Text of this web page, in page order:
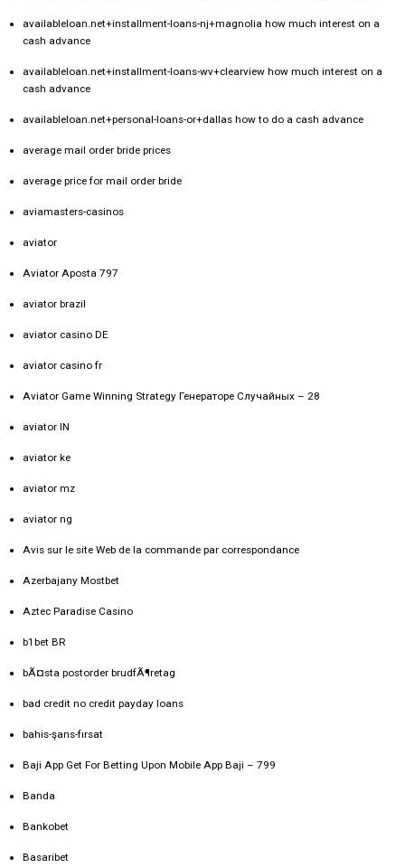
availableloan.net+installment-loans-nj+magnolia how much interest on a
cash advance
availableloan.net+installment-loans-wv+clearview how much interest on a
cash advance
availableloan.net+personal-loans-or+dallas how to do a cash advance
average mail order bride prices
average price for mail order bride
aviamasters-casinos
aviator
Aviator Aposta 797
aviator brazil
aviator casino DE
aviator casino fr
Aviator Game Winning Strategy Генераторе Случайных – 28
aviator IN
aviator ke
aviator mz
aviator ng
Avis sur le site Web de la commande par correspondance
Azerbajany Mostbet
Aztec Paradise Casino
b1bet BR
bÃ¤sta postorder brudfÃ¶retag
bad credit no credit payday loans
bahis-şans-fırsat
Baji App Get For Betting Upon Mobile App Baji – 799
Banda
Bankobet
Basaribet